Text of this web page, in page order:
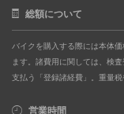
総額について
バイクを購入する際には本体
ます。諸費用に関しては、検
支払う「登録諸経費」。重量
営業時間